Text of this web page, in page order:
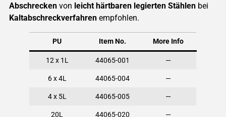
Abschreckenvon leicht härtbaren legierten Stählenbei
Kaltabschreckverfahrenempfohlen.
PU Item No. More Info
12 x 1L 44065-001 —
6 x 4L 44065-004 —
4 x 5L 44065-005 —
20L 44065-020 —